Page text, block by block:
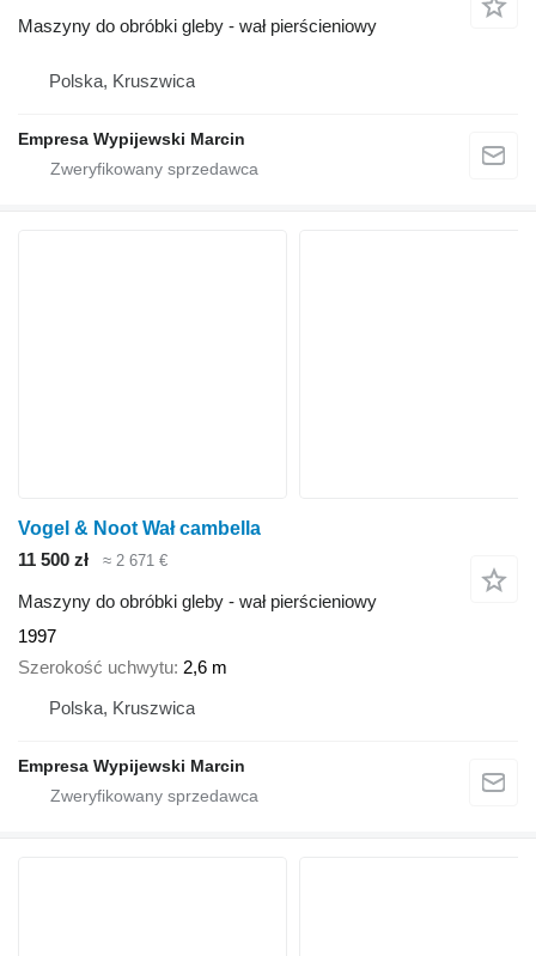
Maszyny do obróbki gleby - wał pierścieniowy
Polska, Kruszwica
Empresa Wypijewski Marcin
Vogel & Noot Wał cambella
11 500 zł
≈ 2 671 €
Maszyny do obróbki gleby - wał pierścieniowy
1997
Szerokość uchwytu 2,6 m
Polska, Kruszwica
Empresa Wypijewski Marcin